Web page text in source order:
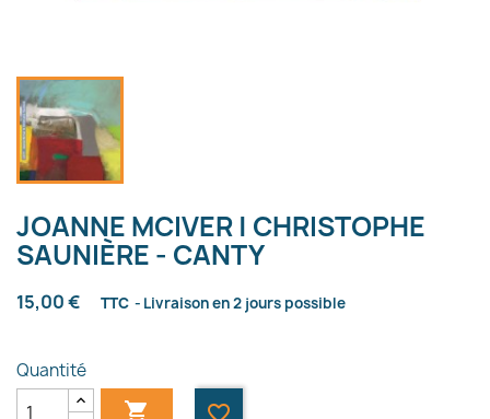
JOANNE MCIVER | CHRISTOPHE
SAUNIÈRE - CANTY
15,00 € TTC Livraison en 2 jours possible
Quantité
 favorite_border